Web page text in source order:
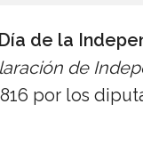
Día de la
de
por los